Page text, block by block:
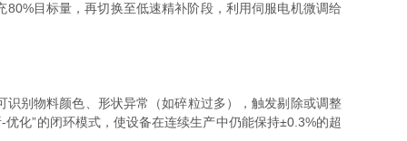
目标量，再切换至低速精补阶段，利用伺服电机微调给
别物料颜色、形状异常（如碎粒过多），触发剔除或调整
化”的闭环模式，使设备在连续生产中仍能保持±0.3%的超